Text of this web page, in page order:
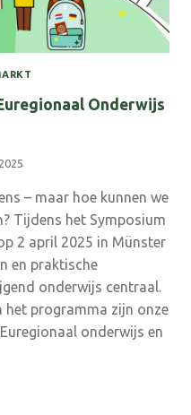
Onderwijs
– maar hoe kunnen we
Tijdens het Symposium
2 april 2025 in Münster
en praktische
onderwijs centraal.
het programma zijn onze
onderwijs en